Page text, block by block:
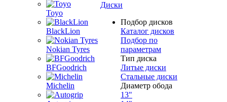
Toyo
BlackLion
Nokian Tyres
BFGoodrich
Michelin
Диски
Подбор дисков
Каталог дисков
Подбор по
параметрам
Тип диска
Литые диски
Стальные диски
Диаметр обода
13"